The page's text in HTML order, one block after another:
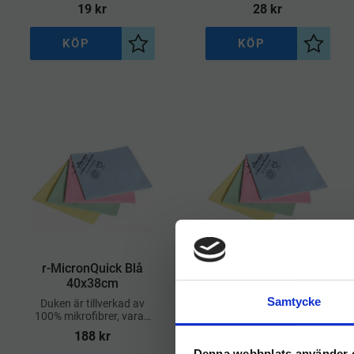
Samtycke
rengör på djupet och ger
19 kr
Lägg till i önskelista
KÖP
28 kr
Lägg
KÖP
r-MicronQuick Blå
40x38cm
Duken är tillverkad av
100% mikrofibrer, varav
en stor del kommer från
återvunnet hushållsavfall
188kr
40x38cm
Kan tvättas upp till 400
effekt